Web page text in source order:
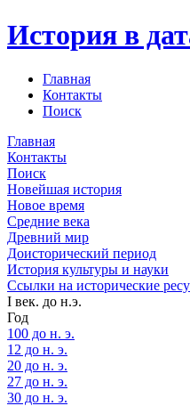
История в
Главная
Контакты
Поиск
Главная
Контакты
Поиск
Новейшая история
Новое время
Средние века
Древний мир
Доисторический период
История культуры и науки
Ссылки на исторические
I век. до н.э.
Год
100 до н. э.
12 до н. э.
20 до н. э.
27 до н. э.
30 до н. э.